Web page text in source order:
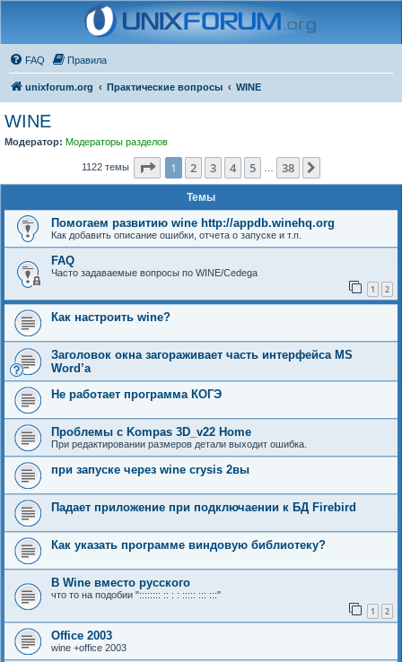
FAQ Правила
unixforum.org Практические вопросы WINE
WINE
Модератор: Модераторы разделов
1122 темы Страница из 38
1 2 3 4 5 38
Темы
Помогаем развитию wine http://appdb.winehq.org
Как добавить описание ошибки, отчета о запуске и т.п.
FAQ
Часто задаваемые вопросы по WINE/Cedega
1 2
Как настроить wine?
Заголовок окна загораживает часть интерфейса MS
Word’а
Не работает программа КОГЭ
Проблемы с Kompas 3D_v22 Home
При редактировании размеров детали выходит ошибка.
при запуске через wine crysis 2вы
Падает приложение при подключаении к БД Firebird
Как указать программе виндовую библиотеку?
В Wine вместо русского
что то на подобии ":::::::: :: : : ::::: ::: :::"
1 2
Office 2003
wine +office 2003